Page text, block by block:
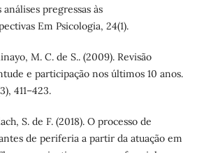
pregressas às
Em Psicologia, 24(1).
M. C. de S.. (2009). Revisão
e participação nos últimos 10 anos.
411–423.
S. de F. (2018). O processo de
de periferia a partir da atuação em